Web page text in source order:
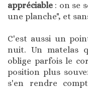
appréciable : on se
une planche", et
C'est aussi un
nuit. Un matelas
oblige parfois le
position plus
s'en rendre